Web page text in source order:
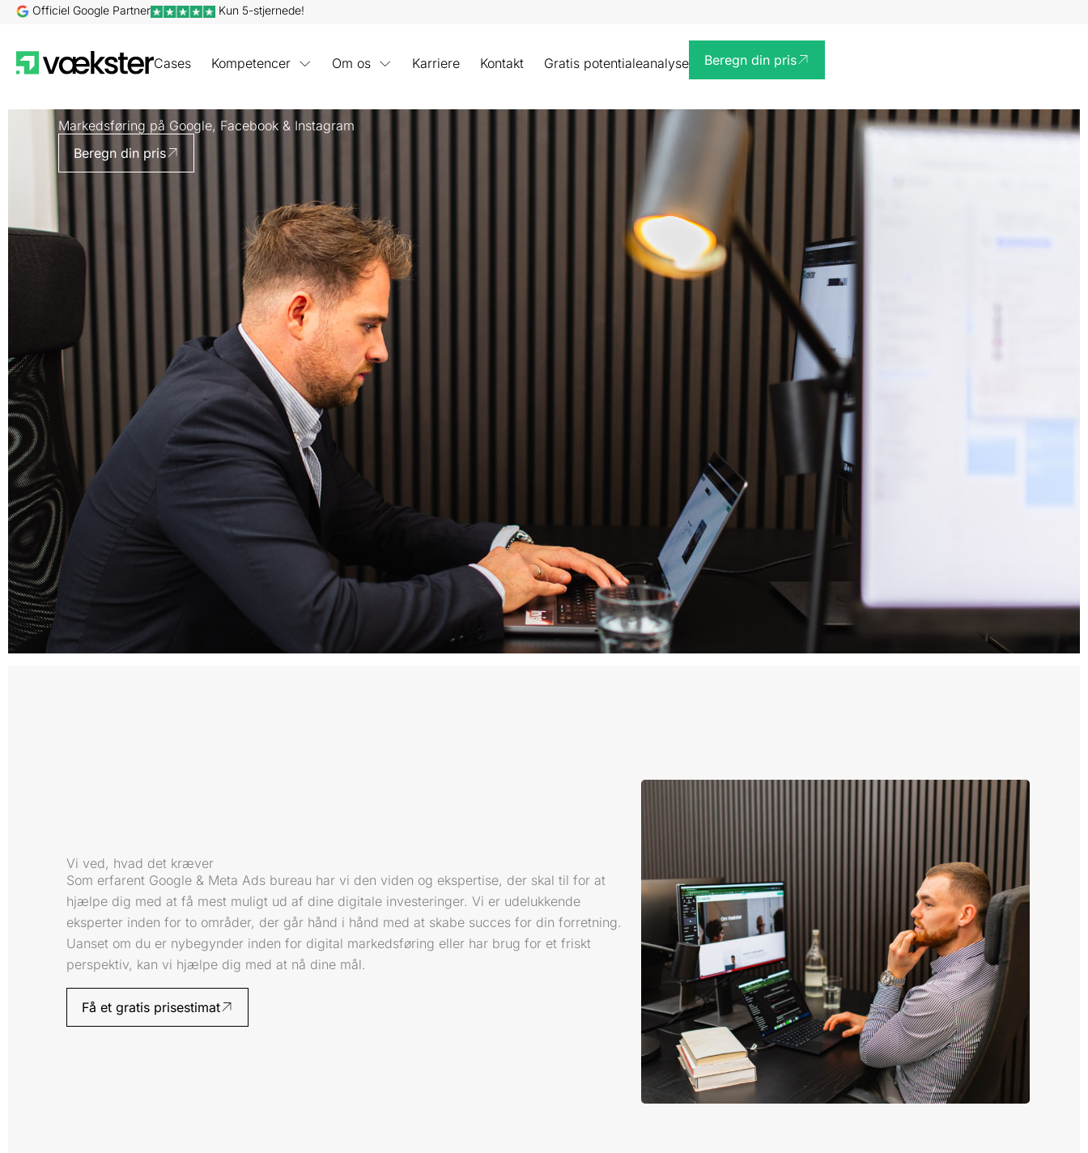
indholdet
Officiel Google Partner Kun 5-stjernede!
Cases Kompetencer Om os Karriere Kontakt Gratis potentialeanalyse Beregn din pris
Markedsføring på Google, Facebook & Instagram
Beregn din pris
Vi ved, hvad det kræver
Som erfarent Google & Meta Ads bureau har vi den viden og ekspertise, der skal til for at
hjælpe dig med at få mest muligt ud af dine digitale investeringer. Vi er udelukkende
eksperter inden for to områder, der går hånd i hånd med at skabe succes for din forretning.
Uanset om du er nybegynder inden for digital markedsføring eller har brug for et friskt
perspektiv, kan vi hjælpe dig med at nå dine mål.
Få et gratis prisestimat